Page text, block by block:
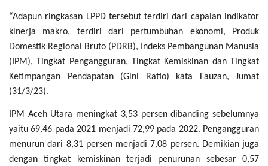
“Adapun ringkasan LPPD tersebut terdiri dari capaian indikator
kinerja makro, terdiri dari pertumbuhan ekonomi, Produk
Domestik Regional Bruto (PDRB), Indeks Pembangunan Manusia
(IPM), Tingkat Pengangguran, Tingkat Kemiskinan dan Tingkat
Ketimpangan Pendapatan (Gini Ratio) kata Fauzan, Jumat
(31/3/23).
IPM Aceh Utara meningkat 3,53 persen dibanding sebelumnya
yaitu 69,46 pada 2021 menjadi 72,99 pada 2022. Pengangguran
menurun dari 8,31 persen menjadi 7,08 persen. Demikian juga
dengan tingkat kemiskinan terjadi penurunan sebesar 0,57